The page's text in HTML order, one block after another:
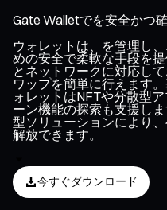
Gate Walletでを安全かつ
ウォレットは、を管理し
めの安全で柔軟な手段を
とネットワークに対応し
ワップを簡単に行えます
ォレットはNFTや分散型
ーン機能の探索も支援し
型ソリューションにより
解放できます。
今すぐダウンロード